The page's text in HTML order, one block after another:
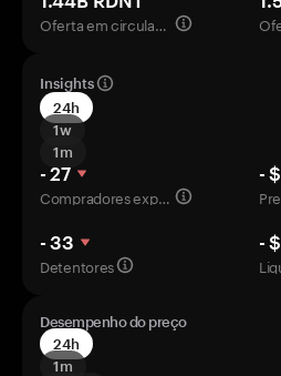
Oferta em circulação
Insights
24h
1w
1m
- 27
Compradores experientes
-
- 33
Detentores
-
Desempenho do preço
24h
1m